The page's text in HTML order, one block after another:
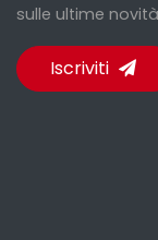
sulle ultime
Iscriviti